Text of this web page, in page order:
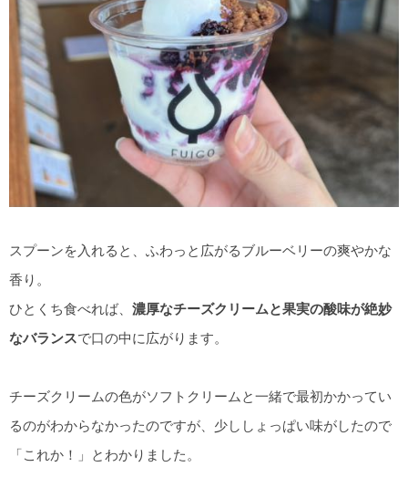
スプーンを入れると、ふわっと広がるブルーベリーの爽やかな
香り。
ひとくち食べれば、 濃厚なチーズクリームと果実の酸味が絶妙
なバランスで口の中に広がります。
チーズクリームの色がソフトクリームと一緒で最初かかってい
るのがわからなかったのですが、少ししょっぱい味がしたので
「これか！」とわかりました。